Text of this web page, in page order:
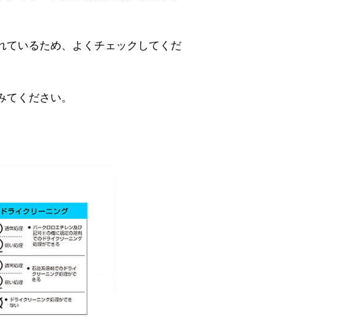
ているため、よくチェックしてくだ
ください。